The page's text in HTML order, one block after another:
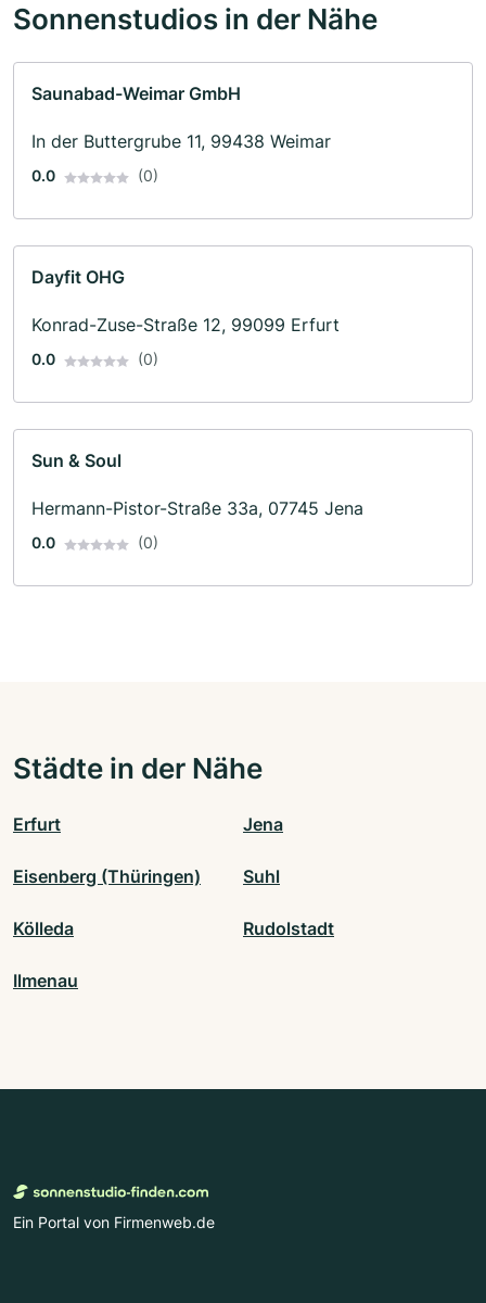
Sonnenstudios in der Nähe
Saunabad-Weimar GmbH
In der Buttergrube 11, 99438 Weimar
0.0 (0)
Dayfit OHG
Konrad-Zuse-Straße 12, 99099 Erfurt
0.0 (0)
Sun & Soul
Hermann-Pistor-Straße 33a, 07745 Jena
0.0 (0)
Städte in der Nähe
Erfurt Jena
Eisenberg (Thüringen) Suhl
Kölleda Rudolstadt
Ilmenau
Ein Portal von Firmenweb.de